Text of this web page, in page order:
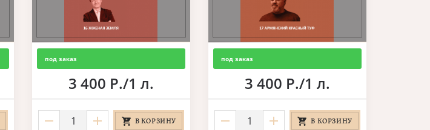
под заказ
3 400 Р./1 л.
В КОРЗИНУ
под заказ
3 400 Р./1 л.
В КОРЗИНУ